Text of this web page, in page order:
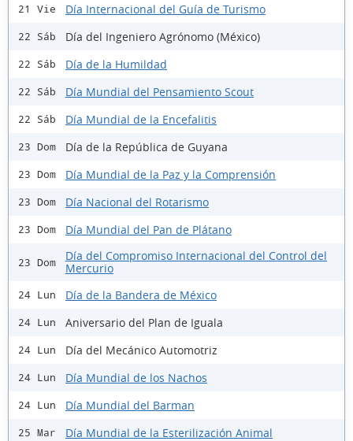
21 Vie Día Internacional del Guía de Turismo
22 Sáb Día del Ingeniero Agrónomo (México)
22 Sáb Día de la Humildad
22 Sáb Día Mundial del Pensamiento Scout
22 Sáb Día Mundial de la Encefalitis
23 Dom Día de la República de Guyana
23 Dom Día Mundial de la Paz y la Comprensión
23 Dom Día Nacional del Rotarismo
23 Dom Día Mundial del Pan de Plátano
23 Dom
Día del Compromiso Internacional del Control del
Mercurio
24 Lun Día de la Bandera de México
24 Lun Aniversario del Plan de Iguala
24 Lun Día del Mecánico Automotriz
24 Lun Día Mundial de los Nachos
24 Lun Día Mundial del Barman
25 Mar Día Mundial de la Esterilización Animal